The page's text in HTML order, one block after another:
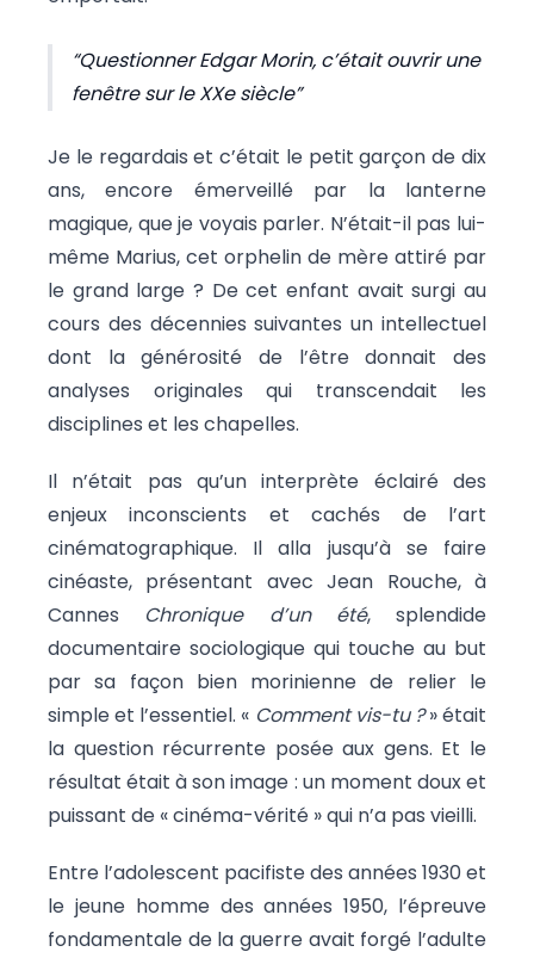
Questionner Edgar Morin, c’était ouvrir une
fenêtre sur le XXe siècle
Je le regardais et c’était le petit garçon de dix
ans, encore émerveillé par la lanterne
magique, que je voyais parler. N’était-il pas lui-
même Marius, cet orphelin de mère attiré par
le grand large ? De cet enfant avait surgi au
cours des décennies suivantes un intellectuel
dont la générosité de l’être donnait des
analyses originales qui transcendait les
disciplines et les chapelles.
Il n’était pas qu’un interprète éclairé des
enjeux inconscients et cachés de l’art
cinématographique. Il alla jusqu’à se faire
cinéaste, présentant avec Jean Rouche, à
Cannes Chronique d’un été, splendide
documentaire sociologique qui touche au but
par sa façon bien morinienne de relier le
simple et l’essentiel. « Comment vis-tu ?» était
la question récurrente posée aux gens. Et le
résultat était à son image : un moment doux et
puissant de « cinéma-vérité » qui n’a pas vieilli.
Entre l’adolescent pacifiste des années 1930 et
le jeune homme des années 1950, l’épreuve
fondamentale de la guerre avait forgé l’adulte